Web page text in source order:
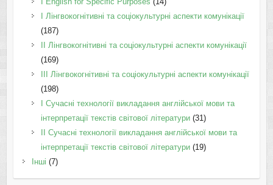
I Лінгвокогнітивні та соціокультурні аспекти комунікації
(187)
IІ Лінгвокогнітивні та соціокультурні аспекти комунікації
(169)
IІI Лінгвокогнітивні та соціокультурні аспекти комунікації
(198)
I Cучасні технології викладання англійської мови та
інтерпретації текстів світової літератури(31)
II Cучасні технології викладання англійської мови та
інтерпретації текстів світової літератури(19)
Інші (7)